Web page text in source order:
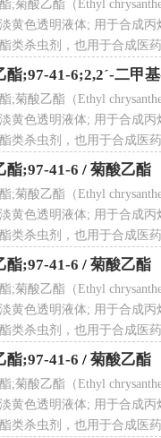
类杀虫剂的中间体，
，需避光低温储存。
体。
、烯丙菊酯、胺菊酯
酸酐
;菊酸乙酯（Ethyl
黄色透明液体; 用于合成
类杀虫剂，也用于合成医
酯;菊酸乙酯;菊酸乙酯;菊
酯;97-41-6;2,2ˊ-二甲
;菊酸乙酯（Ethyl
黄色透明液体; 用于合成
类杀虫剂，也用于合成医
酯;菊酸乙酯;菊酸乙酯;菊
酯;97-41-6 / 菊酸乙酯
;菊酸乙酯（Ethyl
黄色透明液体; 用于合成
类杀虫剂，也用于合成医
酯;菊酸乙酯;菊酸乙酯;菊
酯;97-41-6 / 菊酸乙酯
;菊酸乙酯（Ethyl
黄色透明液体; 用于合成
类杀虫剂，也用于合成医
酯;菊酸乙酯;菊酸乙酯;菊
酯;97-41-6 / 菊酸乙酯
;菊酸乙酯（Ethyl
黄色透明液体; 用于合成
类杀虫剂，也用于合成医